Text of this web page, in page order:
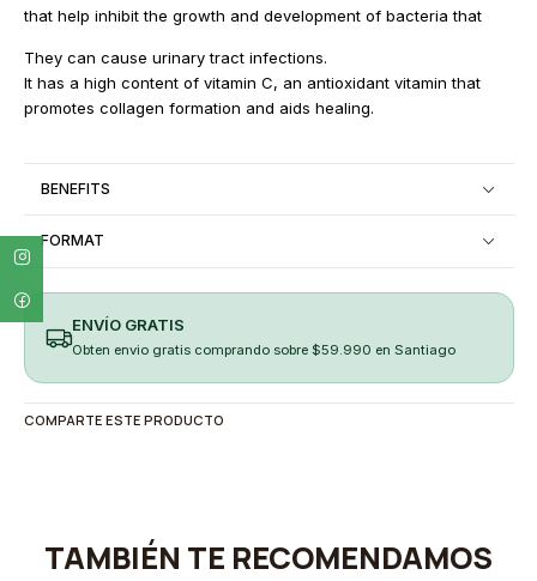
that help inhibit the growth and development of bacteria that
They can cause urinary tract infections.
It has a high content of vitamin C, an antioxidant vitamin that
promotes collagen formation and aids healing.
BENEFITS
FORMAT
ENVÍO GRATIS
Obten envio gratis comprando sobre $59.990 en Santiago
COMPARTE ESTE PRODUCTO
TAMBIÉN TE RECOMENDAMOS